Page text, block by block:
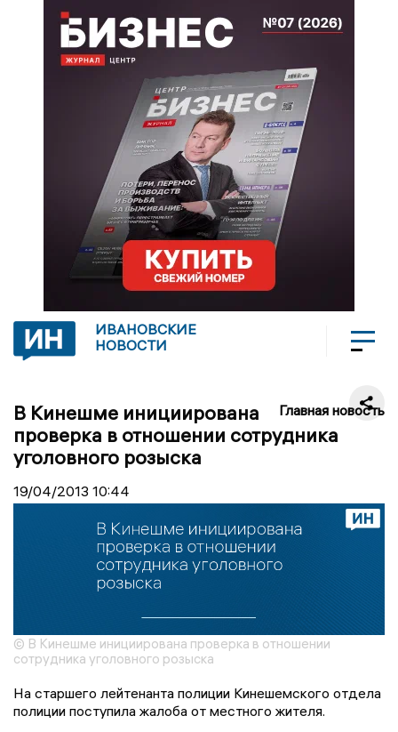
ИВАНОВСКИЕ
НОВОСТИ
Главная новость
В Кинешме инициирована
проверка в отношении сотрудника
уголовного розыска
19/04/2013 10:44
© В Кинешме инициирована проверка в отношении
сотрудника уголовного розыска
На старшего лейтенанта полиции Кинешемского отдела
полиции поступила жалоба от местного жителя.